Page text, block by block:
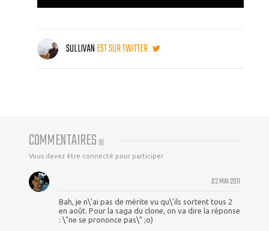
SULLIVANEST SUR TWITTER
COMMENTAIRES (9)
Vous devez être connecté pour participer
02 MAI 2011
Bah, je n\'ai pas de mérite vu qu\'ils sortent tous 2
en août. Pour la saga du clone, on va dire la réponse
: \"ne se prononce pas\" ;o)